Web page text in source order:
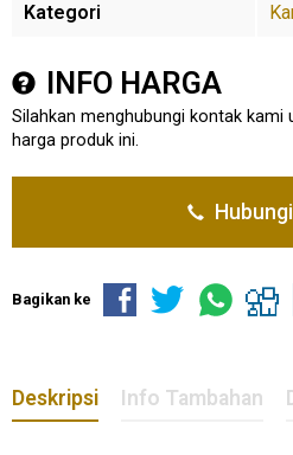
Kategori
INFO HARGA
Silahkan menghubungi kontak
harga produk ini.
Bagikan ke
Deskripsi Info Tambahan